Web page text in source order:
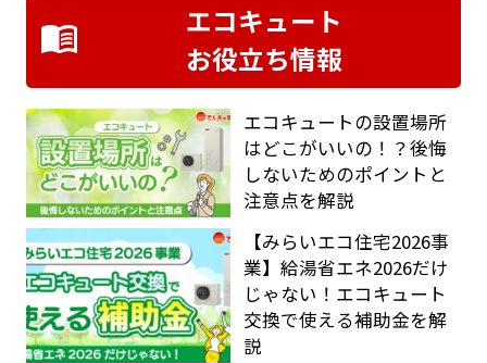
エコキュート
お役立ち情報
エコキュートの設置場所
はどこがいいの！？後悔
しないためのポイントと
注意点を解説
【みらいエコ住宅2026事
業】給湯省エネ2026だけ
じゃない！エコキュート
交換で使える補助金を解
説